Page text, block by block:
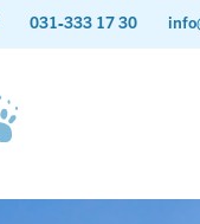
031-333 17 30